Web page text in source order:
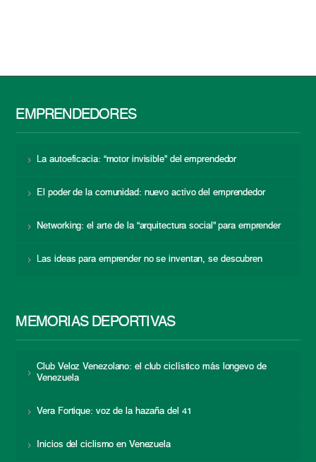
EMPRENDEDORES
La autoeficacia: “motor invisible” del emprendedor
El poder de la comunidad: nuevo activo del emprendedor
Networking: el arte de la “arquitectura social” para emprender
Las ideas para emprender no se inventan, se descubren
MEMORIAS DEPORTIVAS
Club Veloz Venezolano: el club ciclístico más longevo de
Venezuela
Vera Fortique: voz de la hazaña del 41
Inicios del ciclismo en Venezuela